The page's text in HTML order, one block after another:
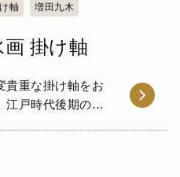
軸 増田九木
掛け軸
貴重な掛け軸をお
江戸時代後期の画